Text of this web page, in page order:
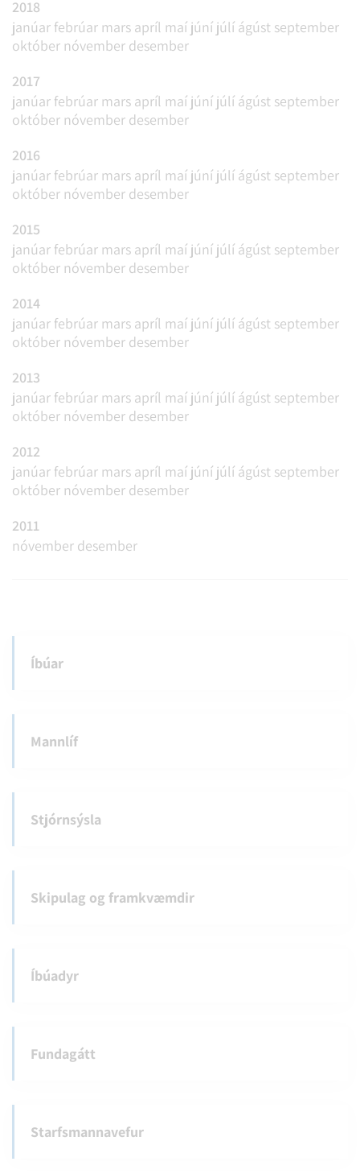
2018
janúar febrúar mars apríl maí júní júlí ágúst september
október nóvember desember
2017
janúar febrúar mars apríl maí júní júlí ágúst september
október nóvember desember
2016
janúar febrúar mars apríl maí júní júlí ágúst september
október nóvember desember
2015
janúar febrúar mars apríl maí júní júlí ágúst september
október nóvember desember
2014
janúar febrúar mars apríl maí júní júlí ágúst september
október nóvember desember
2013
janúar febrúar mars apríl maí júní júlí ágúst september
október nóvember desember
2012
janúar febrúar mars apríl maí júní júlí ágúst september
október nóvember desember
2011
nóvember desember
Íbúar
Mannlíf
Stjórnsýsla
Skipulag og framkvæmdir
Íbúadyr
Fundagátt
Starfsmannavefur